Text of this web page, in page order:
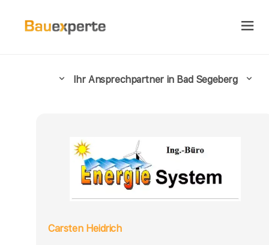
Ihr Ansprechpartner in Bad Segeberg
Carsten Heidrich